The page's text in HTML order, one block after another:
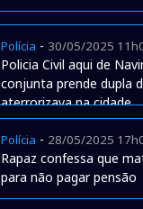
Polícia - 30/05/2025
Policia Civil aqui de
conjunta prende dupla
aterrorizava na cidade
Polícia - 28/05/2025
Rapaz confessa que
para não pagar pensão